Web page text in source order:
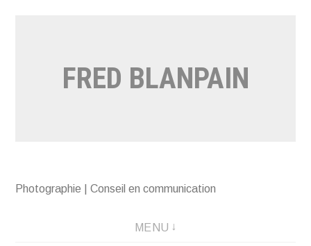
FRED BLANPAIN
Photographie | Conseil en communication
MENU